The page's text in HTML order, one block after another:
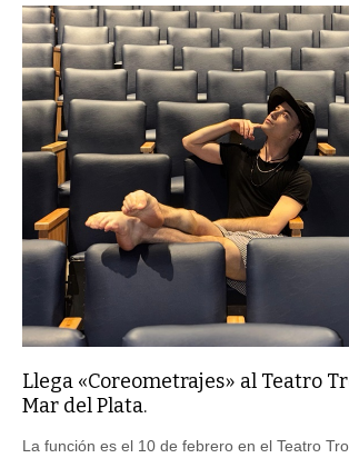
Mar del Plata.
donde funciona la sede del ISATC en Mar del